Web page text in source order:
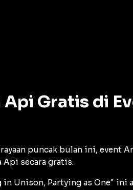
Gratis di
puncak bulan ini, event
Api secara gratis.
Unison, Partying as One" ini